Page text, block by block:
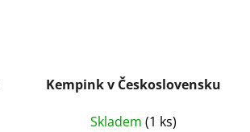
Kempink v Československu
Skladem(1 ks)